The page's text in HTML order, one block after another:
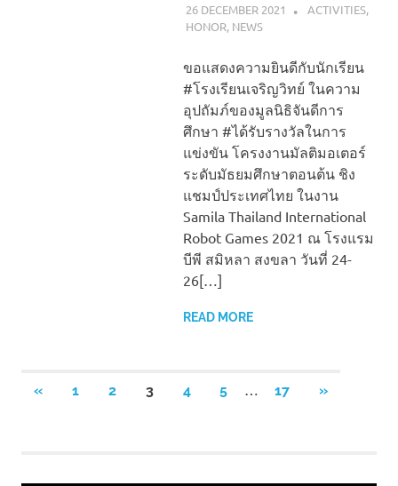
26 DECEMBER 2021 NAPASS
ACTIVITIES,
HONOR, NEWS
ขอแสดงความยินดีกับนักเรียน
#โรงเรียนเจริญวิทย์ ในความ
อุปถัมภ์ของมูลนิธิจันดีการ
ศึกษา #ได้รับรางวัลในการ
แข่งขัน โครงงานมัลติมอเตอร์
ระดับมัธยมศึกษาตอนต้น ชิง
แชมป์ประเทศไทย ในงาน
Samila Thailand International
Robot Games 2021 ณ โรงแรม
บีพี สมิหลา สงขลา วันที่ 24-
26[…]
READ MORE
Posts
«PREVIOUS
1 2 3 4 5 17
NEXT
»